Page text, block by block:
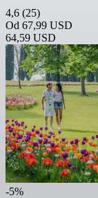
4,6 (25)
Od 67,99 USD
64,59 USD
-5%